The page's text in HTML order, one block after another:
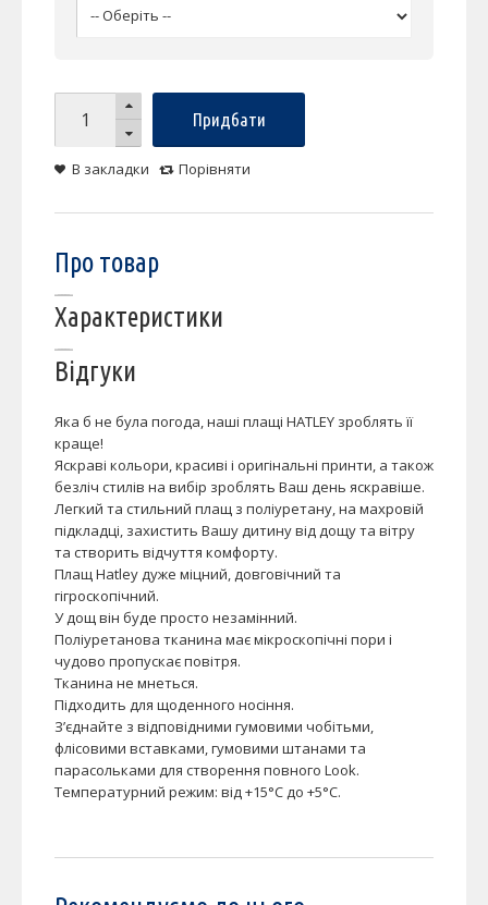
Придбати
В закладки Порівняти
Про товар
Характеристики
Відгуки
Яка б не була погода, наші плащі HATLEY зроблять її
краще!
Яскраві кольори, красиві і оригінальні принти, а також
безліч стилів на вибір зроблять Ваш день яскравіше.
Легкий та стильний плащ з поліуретану, на махровій
підкладці, захистить Вашу дитину від дощу та вітру
та створить відчуття комфорту.
Плащ Hatley дуже міцний, довговічний та
гігроскопічний.
У дощ він буде просто незамінний.
Поліуретанова тканина має мікроскопічні пори і
чудово пропускає повітря.
Тканина не мнеться.
Підходить для щоденного носіння.
З’єднайте з відповідними гумовими чобітьми,
флісовими вставками, гумовими штанами та
парасольками для створення повного Look.
Температурний режим: від +15°C до +5°C.